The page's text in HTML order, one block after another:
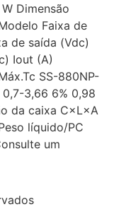
Dimensão
Faixa de
de saída (Vdc)
Iout (A)
SS-880NP-
3,66 6% 0,98
da caixa C×L×A
líquido/PC
um